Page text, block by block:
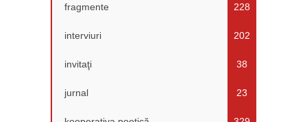
fragmente 228
interviuri 202
invitaţi 38
jurnal 23